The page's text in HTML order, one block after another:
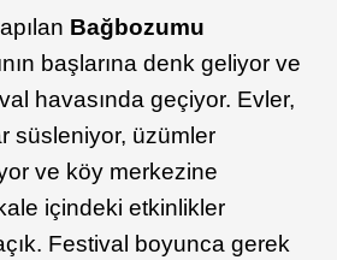
Bağbozumu
başlarına denk geliyor ve
havasında geçiyor. Evler,
süsleniyor, üzümler
ve köy merkezine
içindeki etkinlikler
Festival boyunca gerek